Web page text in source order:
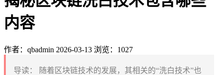
内容
作者：qbadmin 2026-03-13 浏览：1027
导读：
随着区块链技术的发展，其相关的“洗白技术”也